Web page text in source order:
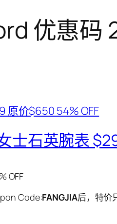
优惠码
士石英腕表
OFF
Code:FANGJIA后，特价